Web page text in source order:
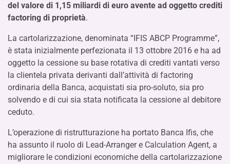
del valore di 1,15 miliardi di euro avente ad oggetto crediti
factoring di proprietà.
La cartolarizzazione, denominata “IFIS ABCP Programme”,
è stata inizialmente perfezionata il 13 ottobre 2016 e ha ad
oggetto la cessione su base rotativa di crediti vantati verso
la clientela privata derivanti dall’attività di factoring
ordinaria della Banca, acquistati sia pro-soluto, sia pro
solvendo e di cui sia stata notificata la cessione al debitore
ceduto.
L’operazione di ristrutturazione ha portato Banca Ifis, che
ha assunto il ruolo di Lead-Arranger e Calculation Agent, a
migliorare le condizioni economiche della cartolarizzazione